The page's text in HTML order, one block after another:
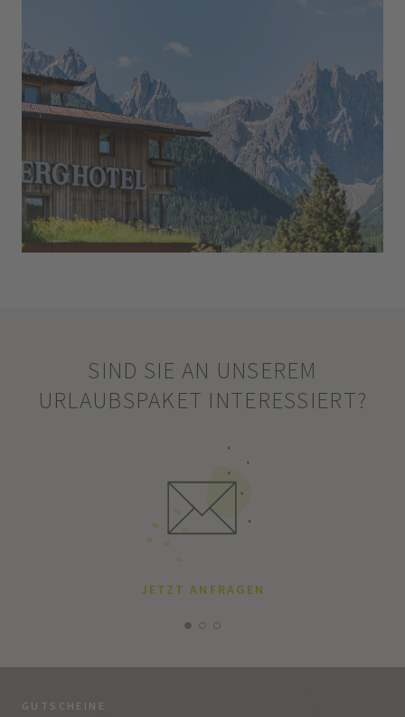
SIND SIE AN UNSEREM
URLAUBSPAKET INTERESSIERT?
JETZT ANFRAGEN
GUTSCHEINE